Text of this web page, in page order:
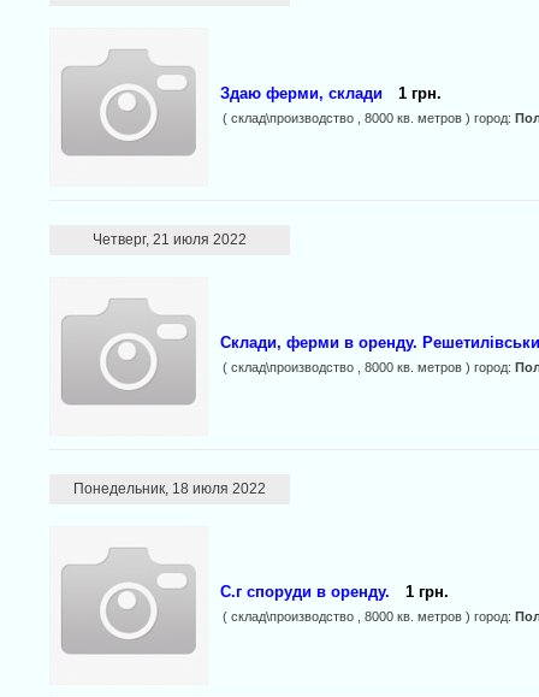
Здаю ферми, склади 1 грн.
( склад\производство , 8000 кв. метров ) город:
Четверг, 21 июля 2022
Склади, ферми в оренду.
( склад\производство , 8000 кв. метров ) город:
Понедельник, 18 июля 2022
С.г споруди в оренду. 1 грн.
( склад\производство , 8000 кв. метров ) город: